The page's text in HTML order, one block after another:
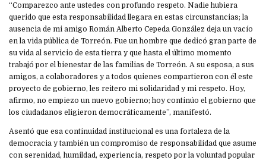
“Comparezco ante ustedes con profundo respeto. Nadie hubiera
querido que esta responsabilidad llegara en estas circunstancias; la
ausencia de mi amigo Román Alberto Cepeda González deja un vacío
en la vida pública de Torreón. Fue un hombre que dedicó gran parte de
su vida al servicio de esta tierra y que hasta el último momento
trabajó por el bienestar de las familias de Torreón. A su esposa, a sus
amigos, a colaboradores y a todos quienes compartieron con él este
proyecto de gobierno, les reitero mi solidaridad y mi respeto. Hoy,
afirmo, no empiezo un nuevo gobierno; hoy continúo el gobierno que
los ciudadanos eligieron democráticamente”, manifestó.
Asentó que esa continuidad institucional es una fortaleza de la
democracia y también un compromiso de responsabilidad que asume
con serenidad, humildad, experiencia, respeto por la voluntad popular